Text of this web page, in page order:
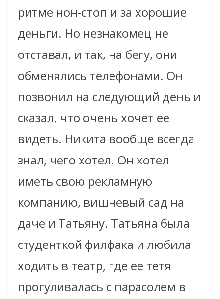
ритме нон-стоп и за хорошие
деньги. Но незнакомец не
отставал, и так, на бегу, они
обменялись телефонами. Он
позвонил на следующий день и
сказал, что очень хочет ее
видеть. Никита вообще всегда
знал, чего хотел. Он хотел
иметь свою рекламную
компанию, вишневый сад на
даче и Татьяну. Татьяна была
студенткой филфака и любила
ходить в театр, где ее тетя
прогуливалась с парасолем в